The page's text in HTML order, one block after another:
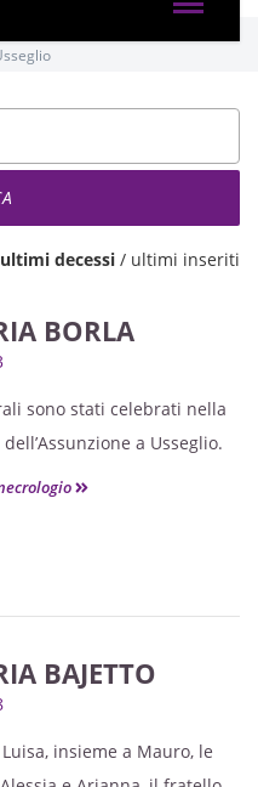
ultimi decessi / ultimi inseriti
BORLA
sono stati celebrati nella
a Usseglio.
BAJETTO
Luisa, insieme a Mauro, le